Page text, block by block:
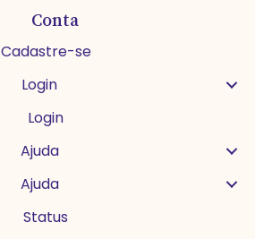
Conta
Cadastre-se
Login
Login
Ajuda
Ajuda
Status